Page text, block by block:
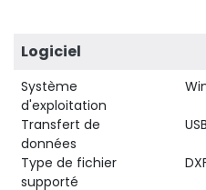
Logiciel
Système
d'exploitation
Transfert de
données
Type de fichier
supporté